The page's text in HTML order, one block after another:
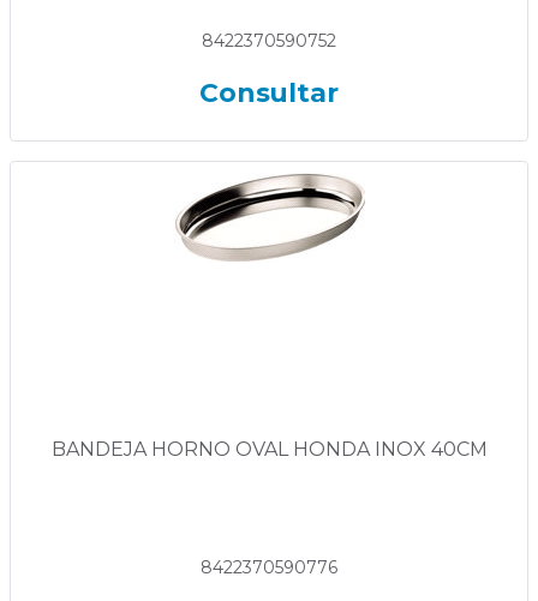
8422370590752
Consultar
BANDEJA HORNO OVAL HONDA INOX 40CM
8422370590776